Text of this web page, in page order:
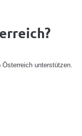
unterstützen.